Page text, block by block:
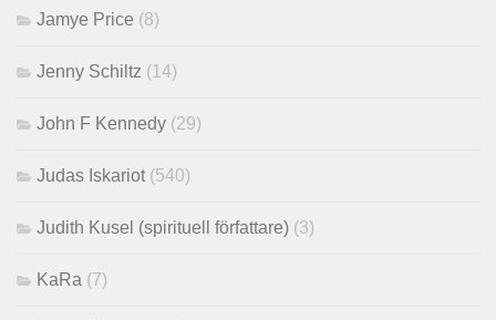
Jamye Price (8)
Jenny Schiltz (14)
John F Kennedy (29)
Judas Iskariot (540)
Judith Kusel (spirituell författare) (3)
KaRa (7)